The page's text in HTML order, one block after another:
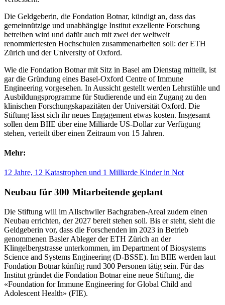
Die Geldgeberin, die Fondation Botnar, kündigt an, dass das
gemeinnützige und unabhängige Institut exzellente Forschung
betreiben wird und dafür auch mit zwei der weltweit
renommiertesten Hochschulen zusammenarbeiten soll: der ETH
Zürich und der University of Oxford.
Wie die Fondation Botnar mit Sitz in Basel am Dienstag mitteilt, ist
gar die Gründung eines Basel-Oxford Centre of Immune
Engineering vorgesehen. In Aussicht gestellt werden Lehrstühle und
Ausbildungsprogramme für Studierende und ein Zugang zu den
klinischen Forschungskapazitäten der Universität Oxford. Die
Stiftung lässt sich ihr neues Engagement etwas kosten. Insgesamt
sollen dem BIIE über eine Milliarde US-Dollar zur Verfügung
stehen, verteilt über einen Zeitraum von 15 Jahren.
Mehr:
12 Jahre, 12 Katastrophen und 1 Milliarde Kinder in Not
Neubau für 300 Mitarbeitende geplant
Die Stiftung will im Allschwiler Bachgraben-Areal zudem einen
Neubau errichten, der 2027 bereit stehen soll. Bis er steht, sieht die
Geldgeberin vor, dass die Forschenden im 2023 in Betrieb
genommenen Basler Ableger der ETH Zürich an der
Klingelbergstrasse unterkommen, im Department of Biosystems
Science and Systems Engineering (D-BSSE). Im BIIE werden laut
Fondation Botnar künftig rund 300 Personen tätig sein. Für das
Institut gründet die Fondation Botnar eine neue Stiftung, die
«Foundation for Immune Engineering for Global Child and
Adolescent Health» (FIE).